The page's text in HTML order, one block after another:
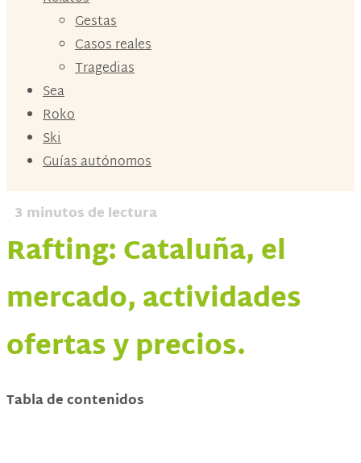
Gestas
Casos reales
Tragedias
Sea
Roko
Ski
Guías autónomos
3 minutos de lectura
Rafting: Cataluña, el
mercado, actividades
ofertas y precios.
Tabla de contenidos